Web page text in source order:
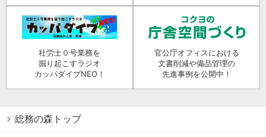
社労士０号業務を
掘り起こすラジオ
カッパダイブNEO！
官公庁オフィスにおける
文書削減や備品管理の
先進事例を公開中！
総務の森トップ